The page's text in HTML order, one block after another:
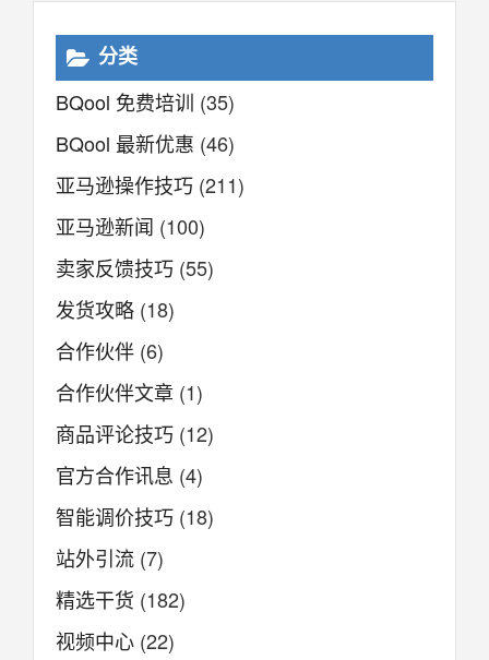
分类
BQool 免费培训 (35)
BQool 最新优惠 (46)
亚马逊操作技巧 (211)
亚马逊新闻 (100)
卖家反馈技巧 (55)
发货攻略 (18)
合作伙伴 (6)
合作伙伴文章 (1)
商品评论技巧 (12)
官方合作讯息 (4)
智能调价技巧 (18)
站外引流 (7)
精选干货 (182)
视频中心 (22)